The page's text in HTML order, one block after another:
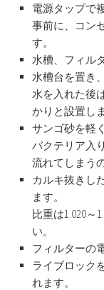
電源タップで
事前に、コン
す。
水槽、フィル
水槽台を置き
水を入れた後
かりと設置し
サンゴ砂を軽
バクテリア入
流れてしまう
カルキ抜きし
ます。
比重は1.020～
い。
フィルターの
ライブロック
れます。